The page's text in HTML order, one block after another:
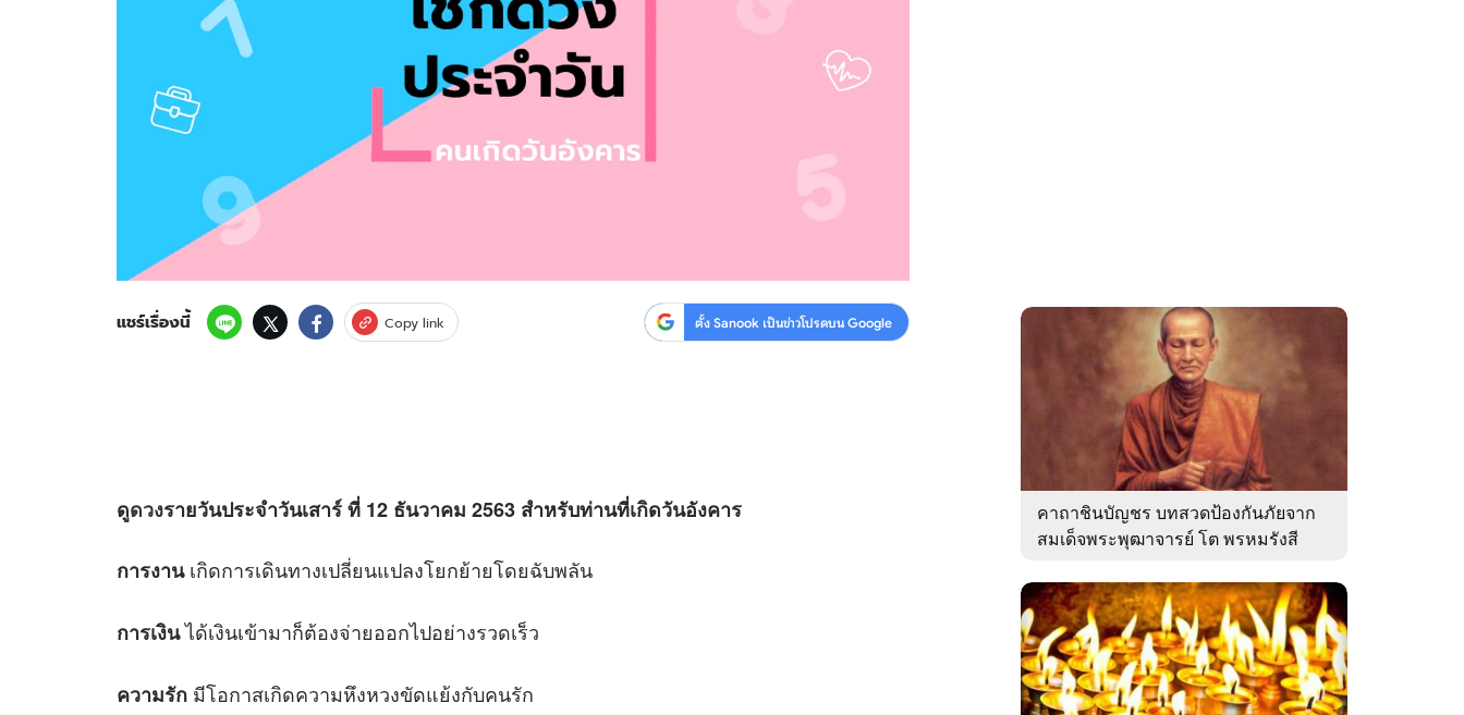
บริษัท อิมเมจ ฟิวเจอร์ (ประเทศไทย) จำกัด
แชร์เรื่องนี้ Copy link ตั้ง Sanook เป็นข่าวโปรดบน Google
ดูดวงรายวันประจำวันเสาร์ ที่ 12 ธันวาคม 2563 สำหรับท่านที่เกิดวันอังคาร
การงานเกิดการเดินทางเปลี่ยนแปลงโยกย้ายโดยฉับพลัน
การเงินได้เงินเข้ามาก็ต้องจ่ายออกไปอย่างรวดเร็ว
ความรัก มีโอกาสเกิดความหึงหวงขัดแย้งกับคนรัก
คาถาชินบัญชร บทสวดป้องกันภัยจาก
สมเด็จพระพุฒาจารย์ โต พรหมรังสี